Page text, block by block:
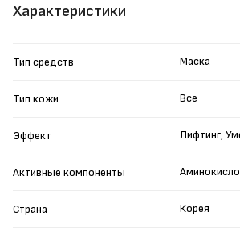
Характеристики
Тип средств Маска
Тип кожи Все
Эффект Лифтинг,
Активные компоненты
Страна Корея